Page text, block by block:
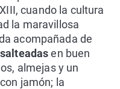
cuando la cultura
la maravillosa
acompañada de
en buen
almejas y un
jamón; la